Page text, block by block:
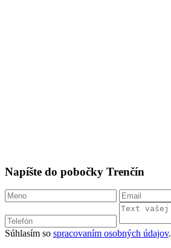
Napíšte do pobočky Trenčín
Súhlasím so spracovaním osobných údajov.